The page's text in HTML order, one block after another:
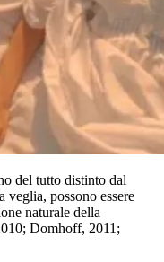
del tutto distinto dal
veglia, possono essere
naturale della
Domhoff, 2011;